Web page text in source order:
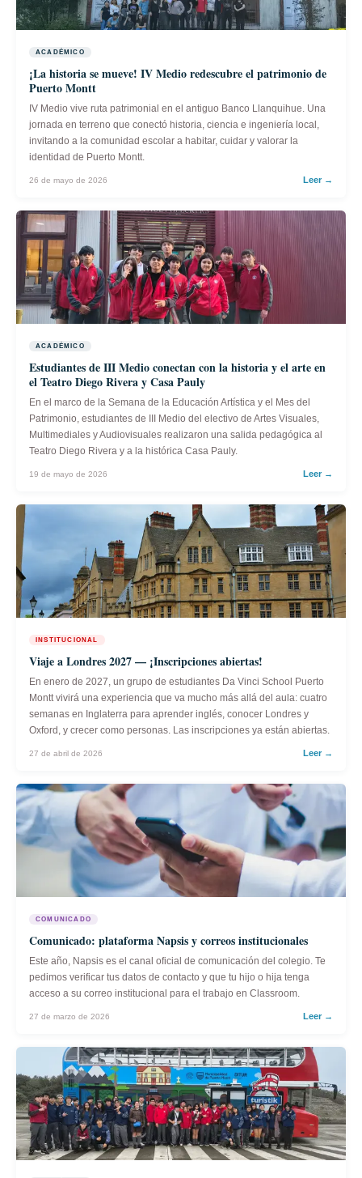
ACADÉMICO
¡La historia se mueve! IV Medio redescubre el patrimonio de
Puerto Montt
IV Medio vive ruta patrimonial en el antiguo Banco Llanquihue. Una
jornada en terreno que conectó historia, ciencia e ingeniería local,
invitando a la comunidad escolar a habitar, cuidar y valorar la
identidad de Puerto Montt.
26 de mayo de 2026 Leer →
ACADÉMICO
Estudiantes de III Medio conectan con la historia y el arte en
el Teatro Diego Rivera y Casa Pauly
En el marco de la Semana de la Educación Artística y el Mes del
Patrimonio, estudiantes de III Medio del electivo de Artes Visuales,
Multimediales y Audiovisuales realizaron una salida pedagógica al
Teatro Diego Rivera y a la histórica Casa Pauly.
19 de mayo de 2026 Leer →
INSTITUCIONAL
Viaje a Londres 2027 — ¡Inscripciones abiertas!
En enero de 2027, un grupo de estudiantes Da Vinci School Puerto
Montt vivirá una experiencia que va mucho más allá del aula: cuatro
semanas en Inglaterra para aprender inglés, conocer Londres y
Oxford, y crecer como personas. Las inscripciones ya están abiertas.
27 de abril de 2026 Leer →
COMUNICADO
Comunicado: plataforma Napsis y correos institucionales
Este año, Napsis es el canal oficial de comunicación del colegio. Te
pedimos verificar tus datos de contacto y que tu hijo o hija tenga
acceso a su correo institucional para el trabajo en Classroom.
27 de marzo de 2026 Leer →